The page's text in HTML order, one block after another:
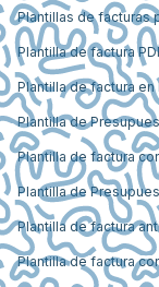
Plantillas de facturas
Plantilla de factura
Plantilla de factura en
Plantilla de
Plantilla de factura
Plantilla de
Plantilla de factura
Plantilla de factura